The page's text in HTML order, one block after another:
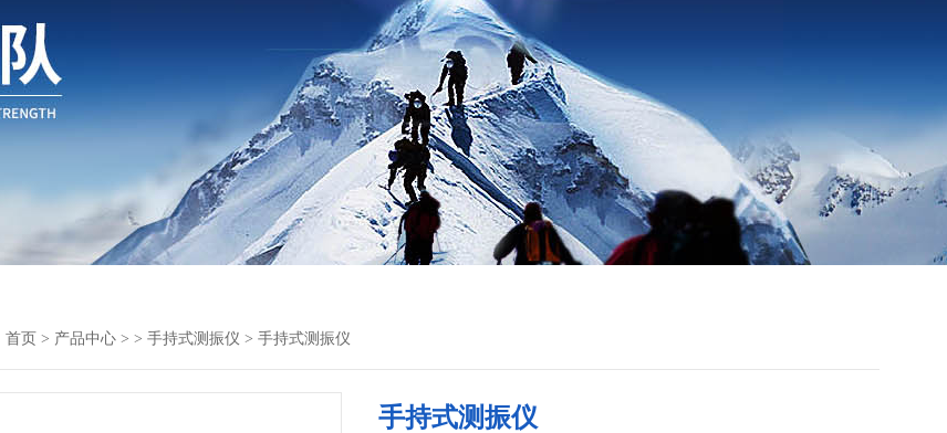
首页 > 产品中心 > > 手持式测振仪 > 手持式测振仪
手持式测振仪